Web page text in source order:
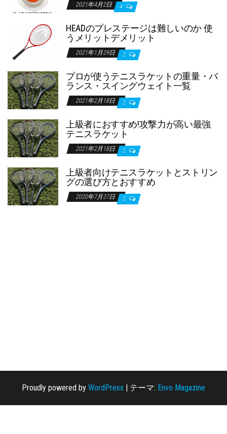
2021年4月2日 4
HEADのプレステージは難しいのか 使
うメリットデメリット
2021年1月29日 2
プロが使うテニスラケットの重量・バ
ランス・スイングウェイト一覧
2021年2月18日 2
上級者におすすめ!攻撃力が高い最強
テニスラケット
2021年2月18日 2
上級者向けテニスラケットとストリン
グの選び方とおすすめ
2020年7月27日 2
Proudly powered by WordPress | テーマ: Envo Magazine